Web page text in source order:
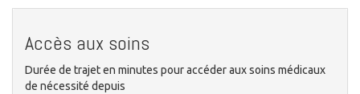
Accès aux soins
Durée de trajet en minutes pour accéder aux soins médicaux
de nécessité depuis